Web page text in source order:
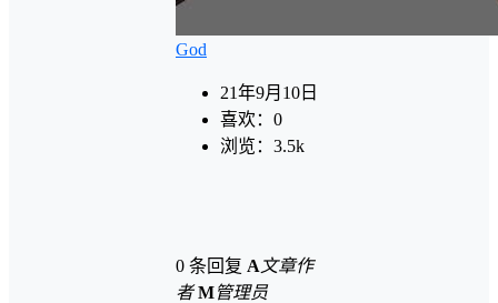
God
21年9月10日
喜欢： 0
浏览： 3.5k
0 条回复 A 文章作
者 M管理员